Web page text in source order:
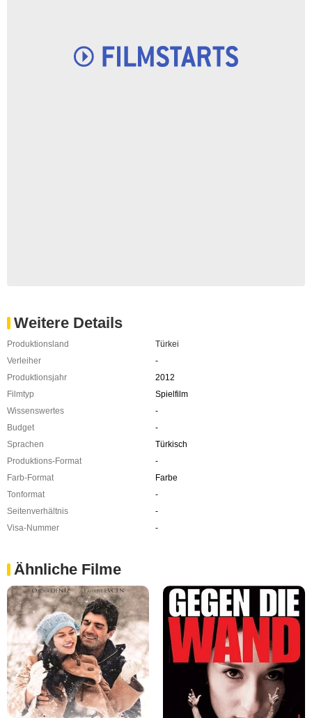
Weitere Details
Produktionsland
Türkei
Verleiher
-
Produktionsjahr
2012
Filmtyp
Spielfilm
Wissenswertes
-
Budget
-
Sprachen
Türkisch
Produktions-Format
-
Farb-Format
Farbe
Tonformat
-
Seitenverhältnis
-
Visa-Nummer
-
Ähnliche Filme